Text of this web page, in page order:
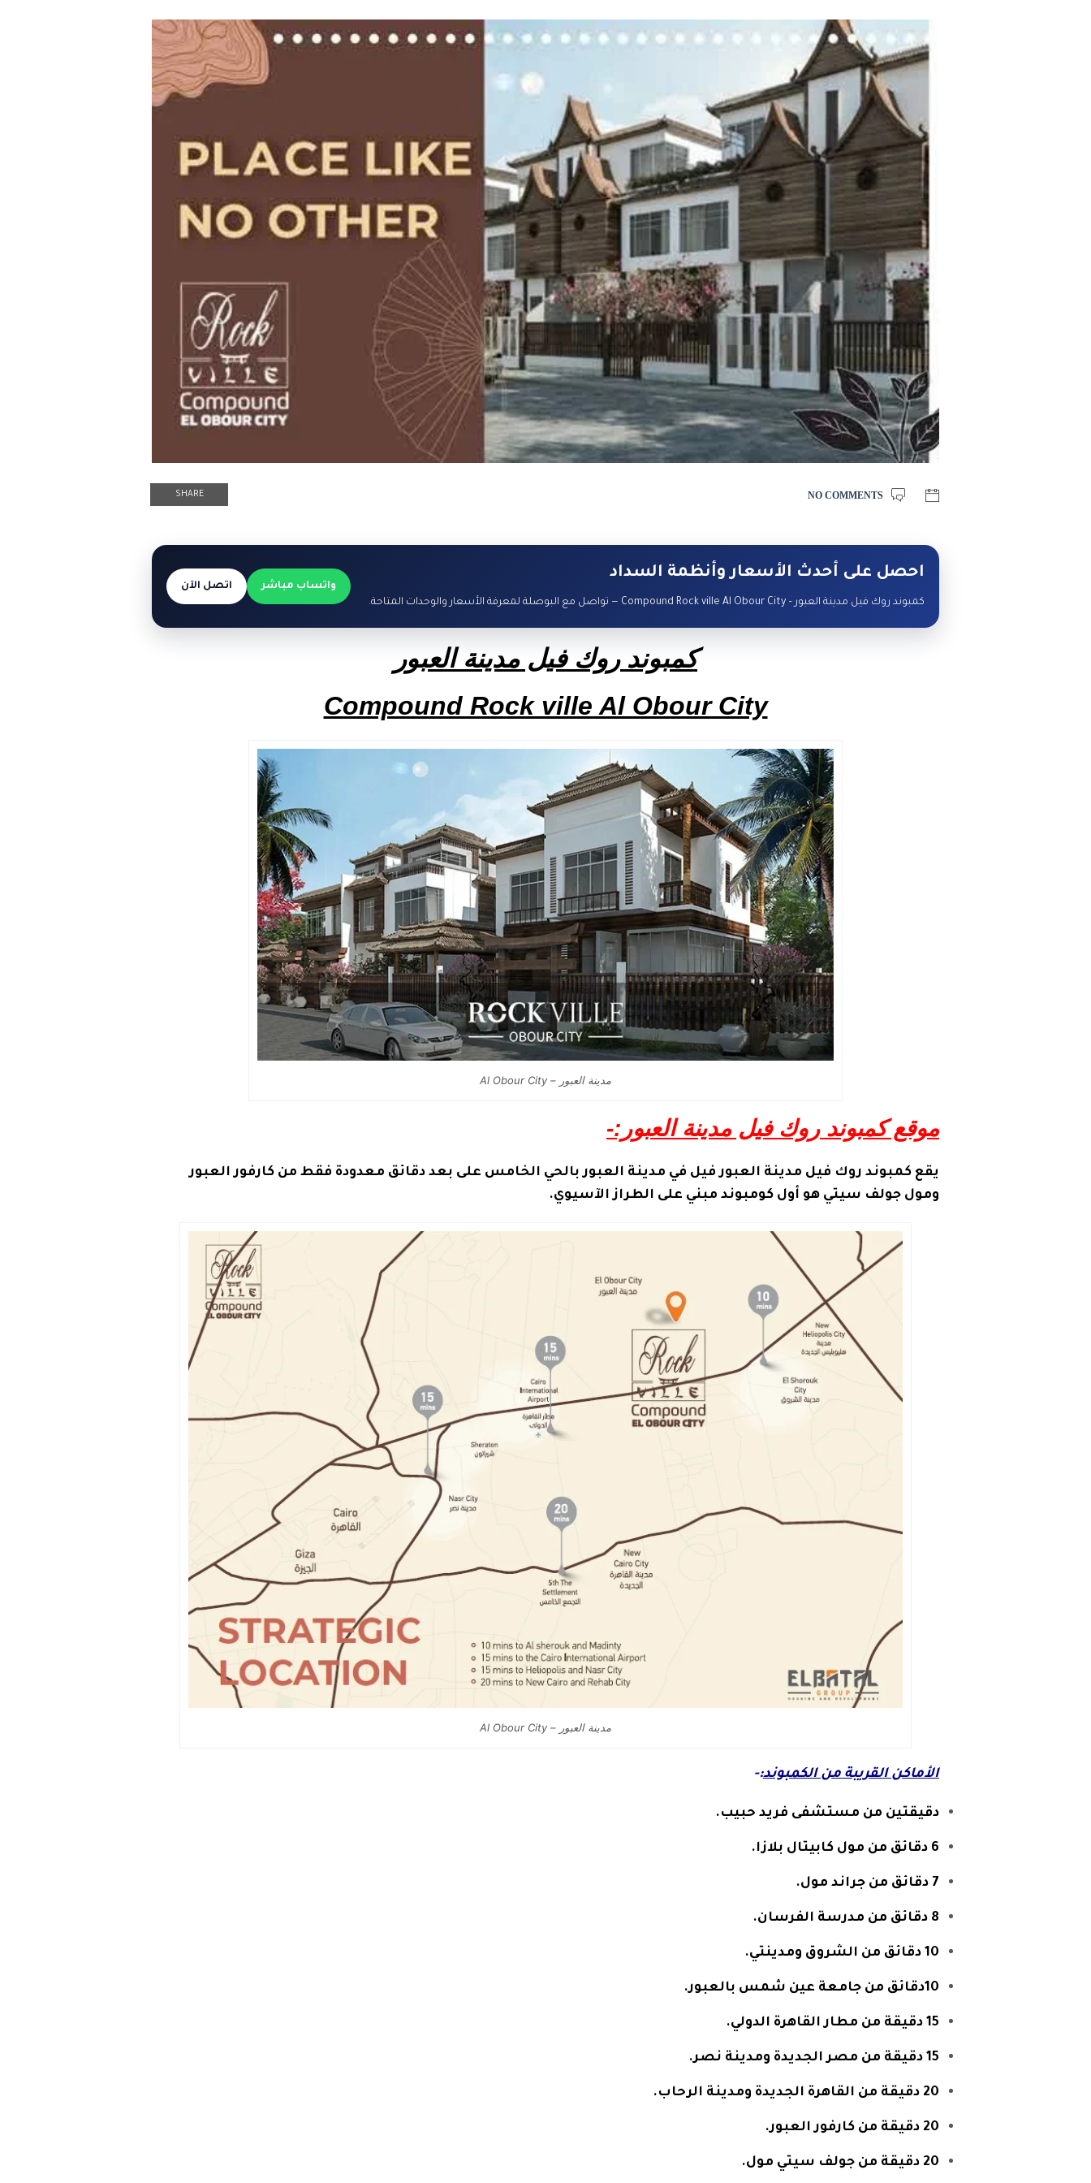
NO COMMENTS
SHARE
احصل على أحدث الأسعار وأنظمة السداد
كمبوند روك فيل مدينة العبور – Compound Rock ville Al Obour City — تواصل مع البوصلة لمعرفة الأسعار والوحدات المتاحة.
واتساب مباشر اتصل الآن
كمبوند روك فيل مدينة العبور
Compound Rock ville Al Obour City
مدينة العبور – Al Obour City
موقع كمبوند روك فيل مدينة العبور:-
يقع كمبوند روك فيل مدينة العبور فيل في مدينة العبور بالحي الخامس على بعد دقائق معدودة فقط من كارفور العبور
ومول جولف سيتي هو أول كومبوند مبني على الطراز الآسيوي.
مدينة العبور – Al Obour City
الأماكنالقريبةمن الكمبوند:-
دقيقتين من مستشفى فريد حبيب.
6 دقائق من مول كابيتال بلازا.
7 دقائق من جراند مول.
8 دقائق من مدرسة الفرسان.
10 دقائق من الشروق ومدينتي.
10دقائق من جامعة عين شمس بالعبور.
15 دقيقة من مطار القاهرة الدولي.
15 دقيقة من مصر الجديدة ومدينة نصر.
20 دقيقة من القاهرة الجديدة ومدينة الرحاب.
20 دقيقة من كارفور العبور.
20 دقيقة من جولف سيتي مول.